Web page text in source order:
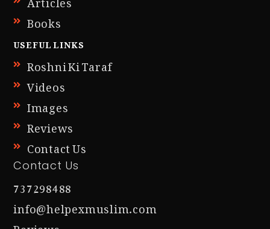
Books
USEFUL LINKS
Roshni Ki Taraf
Videos
Images
Reviews
Contact Us
Contact Us
737298488
info@helpexmuslim.com